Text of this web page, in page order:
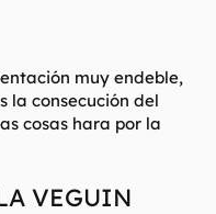
muy endeble,
la consecución del
cosas hara por la
VEGUIN